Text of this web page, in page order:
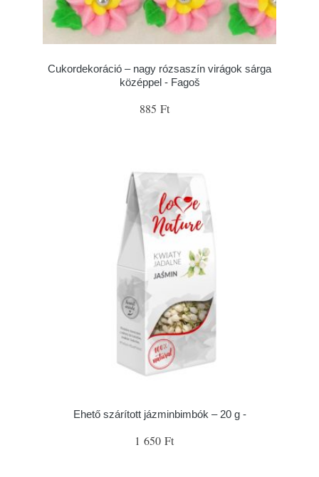
Cukordekoráció – nagy rózsaszín virágok sárga
középpel - Fagoš
885 Ft
Ehető szárított jázminbimbók – 20 g -
1 650 Ft